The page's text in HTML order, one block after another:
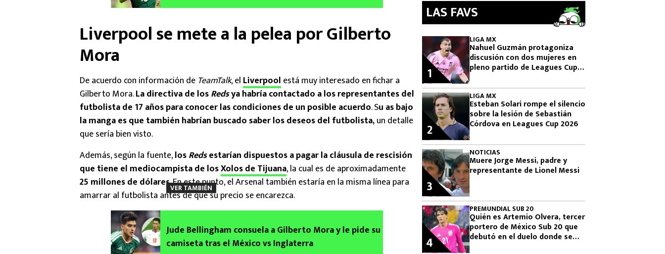
Liverpool se mete a la pelea por Gilberto
Mora
De acuerdo con información de TeamTalk, el Liverpool está muy interesado en fichar a
Gilberto Mora.La directiva de losRedsya habría contactado a los representantes del
futbolista de 17 años para conocer las condiciones de un posible acuerdo. Su as bajo
la manga es que también habrían buscado saber los deseos del futbolista,un detalle
que sería bien visto.
Además, según la fuente,losRedsestarían dispuestos a pagar la cláusula de rescisión
que tiene el mediocampista de losXolos de Tijuana, la cual es de aproximadamente
25 millones de dólares. En este punto, el Arsenal también estaría en la misma línea para
amarrar al futbolista antes de que su precio se encarezca.
VER TAMBIÉN
Jude Bellingham consuela a Gilberto Mora y le pide su
camiseta tras el México vs Inglaterra
LAS FAVS
LIGA MX
Nahuel Guzmán protagoniza
discusión con dos mujeres en
pleno partido de Leagues Cup
1
LIGA MX
Esteban Solari rompe el silencio
sobre la lesión de Sebastián
Córdova en Leagues Cup 2026
2
NOTICIAS
Muere Jorge Messi, padre y
representante de Lionel Messi
3
PREMUNDIAL SUB 20
Quién es Artemio Olvera, tercer
portero de México Sub 20 que
debutó en el duelo donde se
4